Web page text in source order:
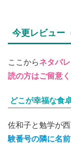
今更レビュー
ここからネタバレ
読の方はご留意
どこが幸福な食
佐和子と勉学が
験番号の隣に名